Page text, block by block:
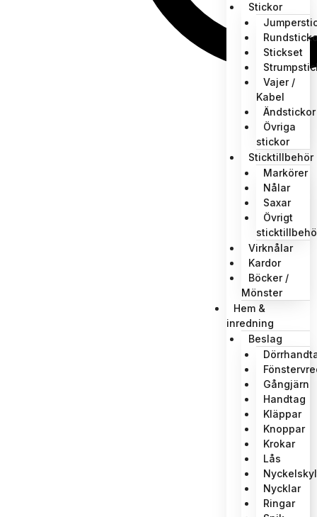
Stickor
Stickset
Vajer /
Kabel
Ändstickor
Övriga
stickor
Sticktillbehör
Markörer
Nålar
Saxar
Övrigt
Virknålar
Kardor
Böcker /
Mönster
Hem &
inredning
Beslag
Gångjärn
Handtag
Kläppar
Knoppar
Krokar
Lås
Nycklar
Ringar